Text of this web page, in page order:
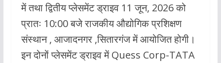
में तथा द्वितीय प्लेसमेंट ड्राइव 11 जून, 2026 को
प्रातः 10:00 बजे राजकीय औद्योगिक प्रशिक्षण
संस्थान , आजादनगर ,सितारगंज में आयोजित होगी।
इन दोनों प्लेसमेंट ड्राइव में Quess Corp-TATA